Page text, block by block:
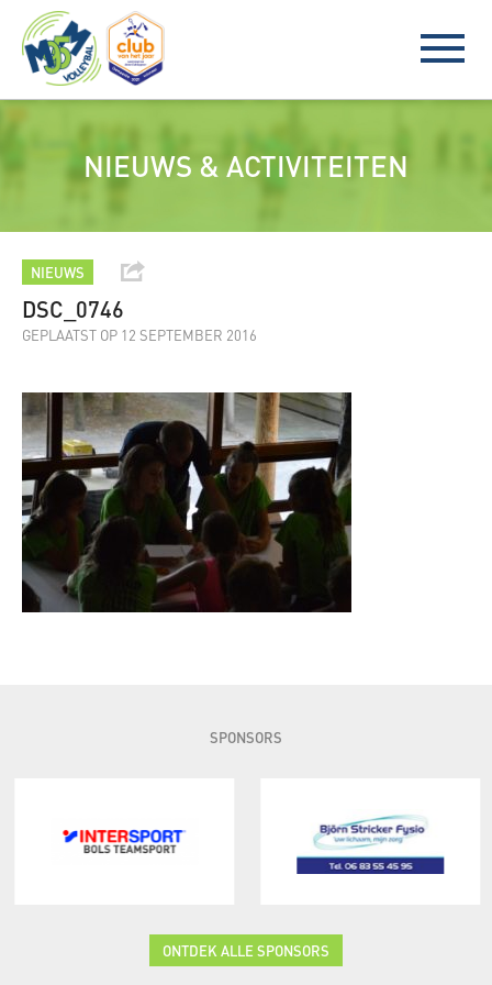
NIEUWS & ACTIVITEITEN
NIEUWS
DSC_0746
GEPLAATST OP 12 SEPTEMBER 2016
SPONSORS
ONTDEK ALLE SPONSORS